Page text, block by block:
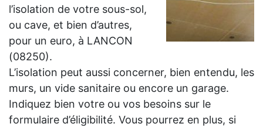
l’isolation de votre sous-sol,
ou cave, et bien d’autres,
pour un euro, à LANCON
(08250).
L’isolation peut aussi concerner, bien entendu, les
murs, un vide sanitaire ou encore un garage.
Indiquez bien votre ou vos besoins sur le
formulaire d’éligibilité. Vous pourrez en plus, si